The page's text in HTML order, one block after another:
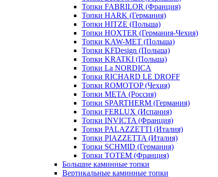
Топки FABRILOR (Франция)
Топки HARK (Германия)
Топки HITZE (Польша)
Топки HOXTER (Германия-Чехия)
Топки KAW-MET (Польша)
Топки KFDesign (Польша)
Топки KRATKI (Польша)
Топки La NORDICA
Топки RICHARD LE DROFF
Топки ROMOTOP (Чехия)
Топки МЕТА (Россия)
Топки SPARTHERM (Германия)
Топки FERLUX (Испания)
Топки INVICTA (Франция)
Топки PALAZZETTI (Италия)
Топки PIAZZETTA (Италия)
Топки SCHMID (Германия)
Топки TOTEM (Франция)
Большие каминные топки
Вертикальные каминные топки